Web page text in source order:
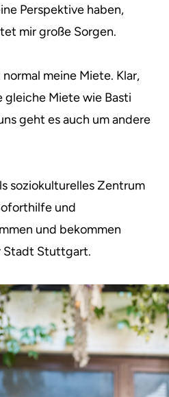
Perspektive haben,
mir große Sorgen.
meine Miete. Klar,
gleiche Miete wie Basti
geht es auch um andere
soziokulturelles Zentrum
und
und bekommen
Stadt Stuttgart.